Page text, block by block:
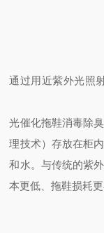
通过用近紫外光照
光催化拖鞋消毒除
理技术）存放在柜
和水。与传统的紫
本更低、拖鞋损耗